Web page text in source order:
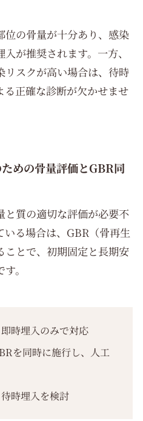
位の骨量が十分あり、感染
が推奨されます。一方、
リスクが高い場合は、待時
正確な診断が欠かせませ
めの骨量評価とGBR同
と質の適切な評価が必要不
る場合は、GBR（骨再生
ことで、初期固定と長期安
。
時埋入のみで対応
を同時に施行し、人工
時埋入を検討